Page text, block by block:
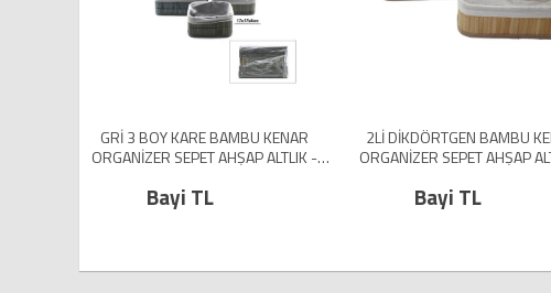
2Lİ DİKDÖRTGEN BAMBU KENAR
ORGANİZER SEPET AHŞAP ALTLIK -
(5224)
Bayi TL
OVAL RENKLİ BEZLİ İP
SEPETİ KULPLU
Bayi TL